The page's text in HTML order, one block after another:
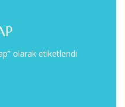
olarak etiketlendi